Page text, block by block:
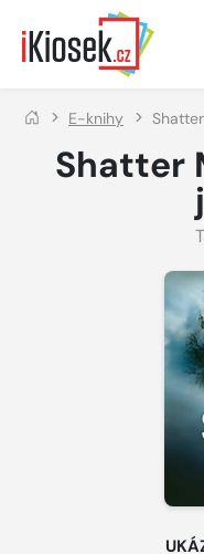
Přejít na hlavní obsah
E-knihy
Shatter